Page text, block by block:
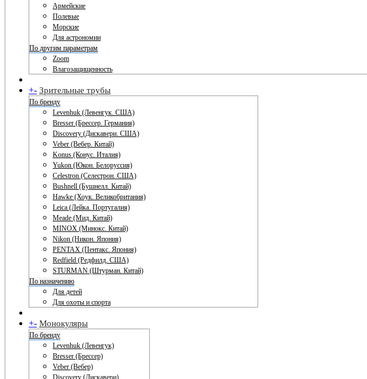
Армейские
Полевые
Морские
Для астрономии
По другим параметрам
Zoom
Влагозащищенность
+- Зрительные трубы
По бренду
Levenhuk (Левенгук. США)
Bresser (Брессер. Германия)
Discovery (Дискавери. США)
Veber (Вебер. Китай)
Konus (Конус. Италия)
Yukon (Юкон. Белоруссия)
Celestron (Селестрон. США)
Bushnell (Бушнелл. Китай)
Hawke (Хоук. Великобритания)
Leica (Лейка. Португалия)
Meade (Мид. Китай)
MINOX (Минокс. Китай)
Nikon (Никон. Япония)
PENTAX (Пентакс. Япония)
Redfield (Редфилд. США)
STURMAN (Штурман. Китай)
По назначению
Для детей
Для охоты и спорта
+- Монокуляры
По бренду
Levenhuk (Левенгук)
Bresser (Брессер)
Veber (Вебер)
Discovery (Дискавери)